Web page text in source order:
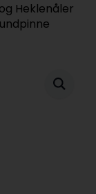
Heklenåler